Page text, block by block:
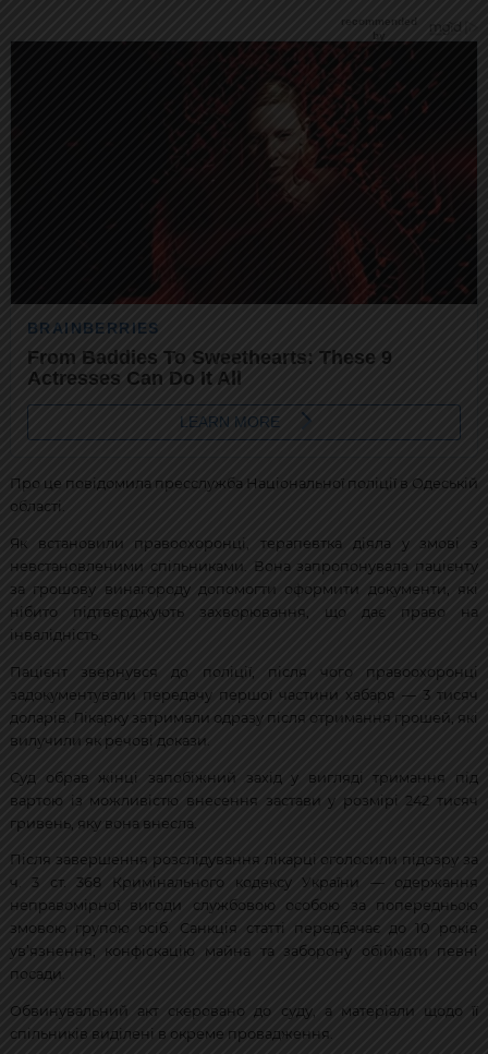
Про це повідомила пресслужба Національної поліції в Одеській
області.
Як встановили правоохоронці, терапевтка діяла у змові з
невстановленими спільниками. Вона запропонувала пацієнту
за грошову винагороду допомогти оформити документи, які
нібито підтверджують захворювання, що дає право на
інвалідність.
Пацієнт звернувся до поліції, після чого правоохоронці
задокументували передачу першої частини хабаря — 3 тисяч
доларів. Лікарку затримали одразу після отримання грошей, які
вилучили як речові докази.
Суд обрав жінці запобіжний захід у вигляді тримання під
вартою із можливістю внесення застави у розмірі 242 тисяч
гривень, яку вона внесла.
Після завершення розслідування лікарці оголосили підозру за
ч. 3 ст. 368 Кримінального кодексу України — одержання
неправомірної вигоди службовою особою за попередньою
змовою групою осіб. Санкція статті передбачає до 10 років
ув’язнення, конфіскацію майна та заборону обіймати певні
посади.
Обвинувальний акт скеровано до суду, а матеріали щодо її
спільників виділені в окреме провадження.